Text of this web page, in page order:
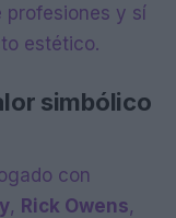
profesiones y sí
estético.
simbólico
con
, Rick Owens,